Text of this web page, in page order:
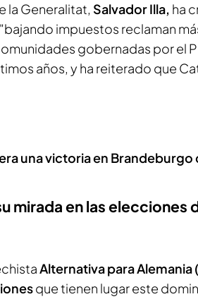
la Generalitat, Salvador Illa, ha
impuestos reclaman
gobernadas por el
años, y ha reiterado que
una victoria en Brandeburgo
mirada en las elecciones
Alternativa para Alemania
que tienen lugar este